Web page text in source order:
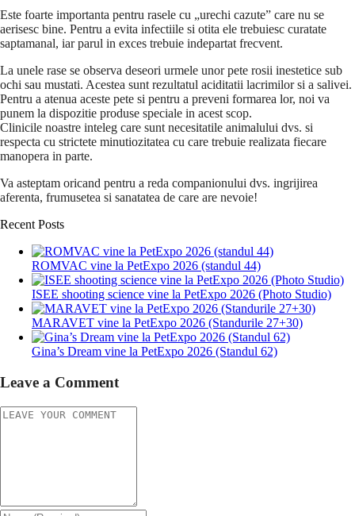
Este foarte importanta pentru rasele cu „urechi cazute” care nu se
aerisesc bine. Pentru a evita infectiile si otita ele trebuiesc curatate
saptamanal, iar parul in exces trebuie indepartat frecvent.
La unele rase se observa deseori urmele unor pete rosii inestetice sub
ochi sau mustati. Acestea sunt rezultatul aciditatii lacrimilor si a salivei.
Pentru a atenua aceste pete si pentru a preveni formarea lor, noi va
punem la dispozitie produse speciale in acest scop.
Clinicile noastre inteleg care sunt necesitatile animalului dvs. si
respecta cu strictete minutiozitatea cu care trebuie realizata fiecare
manopera in parte.
Va asteptam oricand pentru a reda companionului dvs. ingrijirea
aferenta, frumusetea si sanatatea de care are nevoie!
Recent Posts
ROMVAC vine la PetExpo 2026 (standul 44)
ISEE shooting science vine la PetExpo 2026 (Photo Studio)
MARAVET vine la PetExpo 2026 (Standurile 27+30)
Gina’s Dream vine la PetExpo 2026 (Standul 62)
Leave a Comment